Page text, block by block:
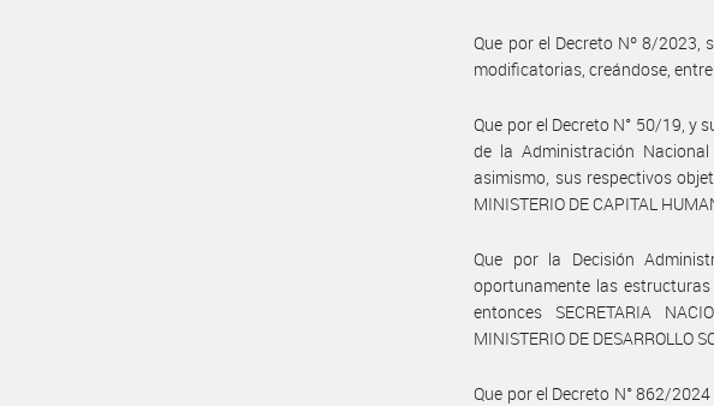
Que por el Decreto Nº 8/2023,
modificatorias, creándose, entre
Que por el Decreto N° 50/19, y
de la Administración
asimismo, sus respectivos
MINISTERIO DE CAPITAL
Que por la Decisión
oportunamente las
entonces SECRETARIA
MINISTERIO DE DESARROLLO
Que por el Decreto N° 862/